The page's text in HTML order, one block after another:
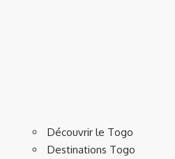
Découvrir le Togo
Destinations Togo